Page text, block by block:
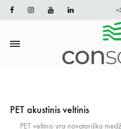
FacebookInstagramYoutubeLinkedin
PET akustinis veltinis
PET veltinis yra novatoriška